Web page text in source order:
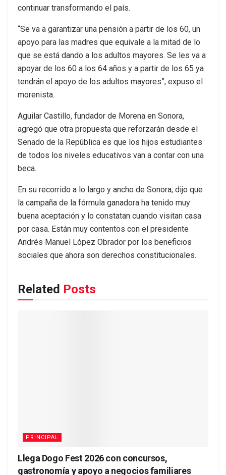
continuar transformando el país.
“Se va a garantizar una pensión a partir de los 60, un
apoyo para las madres que equivale a la mitad de lo
que se está dando a los adultos mayores. Se les va a
apoyar de los 60 a los 64 años y a partir de los 65 ya
tendrán el apoyo de los adultos mayores”, expuso el
morenista.
Aguilar Castillo, fundador de Morena en Sonora,
agregó que otra propuesta que reforzarán desde el
Senado de la República es que los hijos estudiantes
de todos los niveles educativos van a contar con una
beca.
En su recorrido a lo largo y ancho de Sonora, dijo que
la campaña de la fórmula ganadora ha tenido muy
buena aceptación y lo constatan cuando visitan casa
por casa. Están muy contentos con el presidente
Andrés Manuel López Obrador por los beneficios
sociales que ahora son derechos constitucionales.
Related Posts
PRINCIPAL
Llega Dogo Fest 2026 con concursos,
gastronomía y apoyo a negocios familiares